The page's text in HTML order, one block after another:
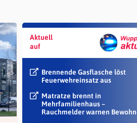
Aktuell
auf
Brennende Gasflasche löst
Feuerwehreinsatz aus
Matratze brennt in
Mehrfamilienhaus –
Rauchmelder warnen